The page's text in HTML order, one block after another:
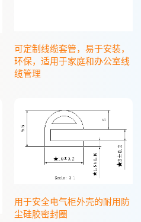
可定制线缆套管，易于安装，
环保，适用于家庭和办公室线
缆管理
用于安全电气柜外壳的耐用防
尘硅胶密封圈